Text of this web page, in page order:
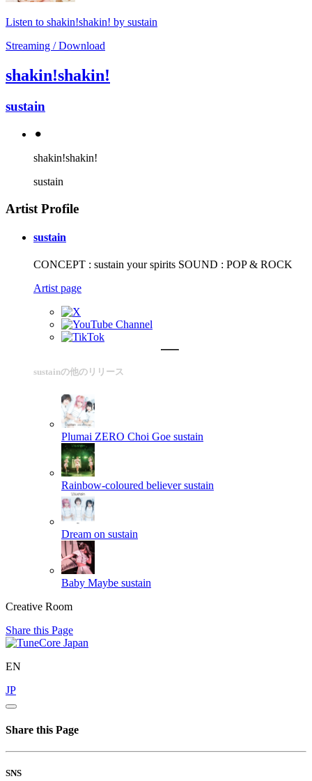
Listen to shakin!shakin! by sustain
Streaming / Download
shakin!shakin!
sustain
⚫︎
shakin!shakin!
sustain
Artist Profile
sustain
CONCEPT : sustain your spirits SOUND : POP & ROCK
Artist page
sustainの他のリリース
Plumai ZERO Choi Goe sustain
Rainbow-coloured believer sustain
Dream on sustain
Baby Maybe sustain
Creative Room
Share this Page
EN
JP
Share this Page
SNS